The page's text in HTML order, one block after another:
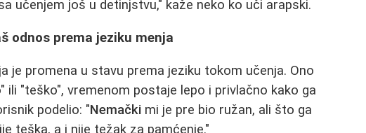
učenjem još u detinjstvu," kaže neko ko uči arapski.
odnos prema jeziku menja
je promena u stavu prema jeziku tokom učenja. Ono
ili "teško", vremenom postaje lepo i privlačno kako ga
podelio: "Nemački mi je pre bio ružan, ali što ga
teška, a i nije težak za pamćenje."